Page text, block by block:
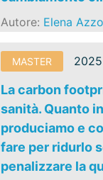
Autore: Elena
MASTER 2025
La carbon
sanità. Quanto
produciamo e
fare per ridurlo
penalizzare la